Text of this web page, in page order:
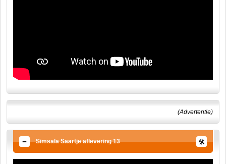
(Advertentie)
Simsala Saartje aflevering 13